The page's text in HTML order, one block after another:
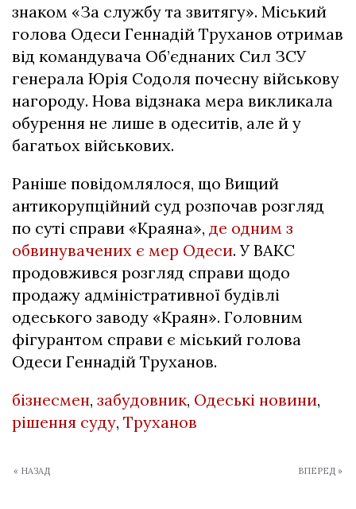
знаком «За службу та звитягу». Міський
голова Одеси Геннадій Труханов отримав
від командувача Об’єднаних Сил ЗСУ
генерала Юрія Содоля почесну військову
нагороду. Нова відзнака мера викликала
обурення не лише в одеситів, але й у
багатьох військових.
Раніше повідомлялося, що Вищий
антикорупційний суд розпочав розгляд
по суті справи «Краяна», де одним з
обвинувачених є мер Одеси. У ВАКС
продовжився розгляд справи щодо
продажу адміністративної будівлі
одеського заводу «Краян». Головним
фігурантом справи є міський голова
Одеси Геннадій Труханов.
бізнесмен, забудовник, Одеські новини,
рішення суду, Труханов
« НАЗАД ВПЕРЕД »